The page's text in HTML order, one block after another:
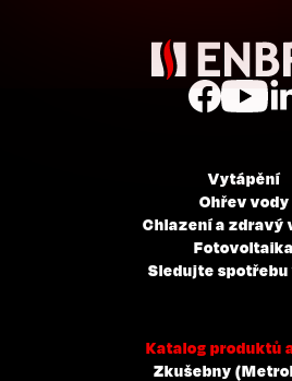
Vytápění
Ohřev vody
Chlazení a zdravý
Fotovoltaika
Sledujte spotřebu
Katalog produktů
Zkušebny